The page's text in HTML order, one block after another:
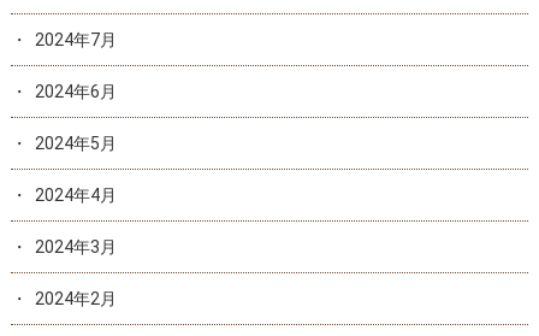
2024年7月
2024年6月
2024年5月
2024年4月
2024年3月
2024年2月